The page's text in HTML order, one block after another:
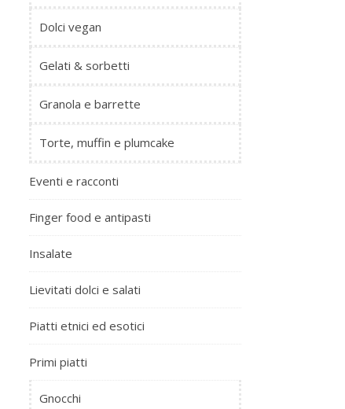
Dolci vegan
Gelati & sorbetti
Granola e barrette
Torte, muffin e plumcake
Eventi e racconti
Finger food e antipasti
Insalate
Lievitati dolci e salati
Piatti etnici ed esotici
Primi piatti
Gnocchi